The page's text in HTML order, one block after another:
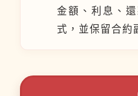
金額、利息、
式，並保留合約